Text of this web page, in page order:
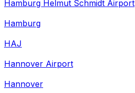
Hamburg Helmut Schmidt Airport
Hamburg
HAJ
Hannover Airport
Hannover